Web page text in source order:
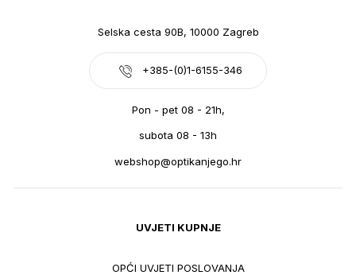
Selska cesta 90B, 10000 Zagreb
+385-(0)1-6155-346
Pon - pet 08 - 21h,
subota 08 - 13h
webshop@optikanjego.hr
UVJETI KUPNJE
OPĆI UVJETI POSLOVANJA